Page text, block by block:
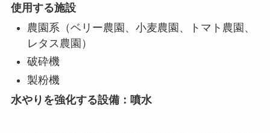
使用する施設
農園系（ベリー農園、小麦農園、トマト農園、
レタス農園）
破砕機
製粉機
水やりを強化する設備：噴水